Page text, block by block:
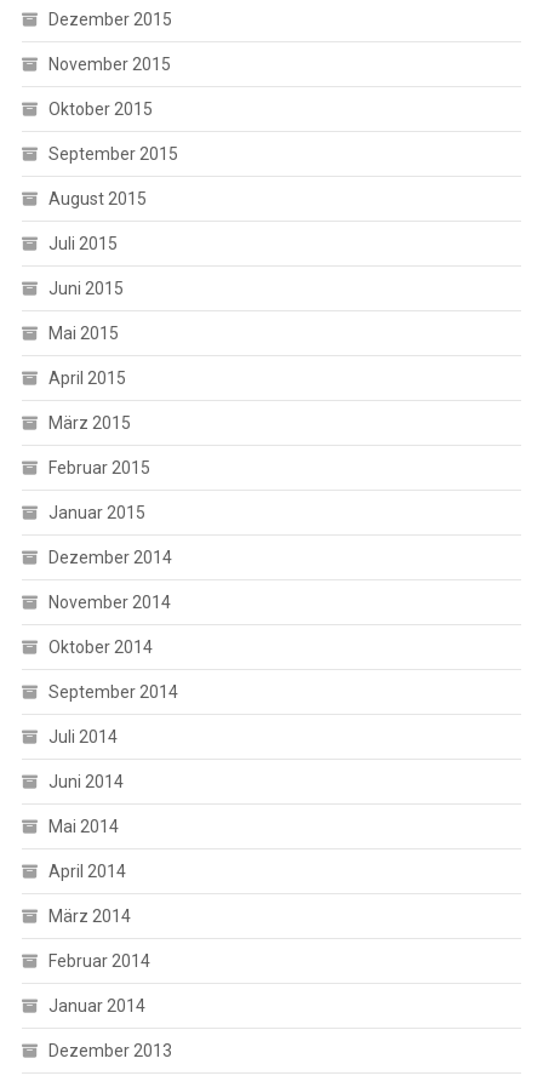
Dezember 2015
November 2015
Oktober 2015
September 2015
August 2015
Juli 2015
Juni 2015
Mai 2015
April 2015
März 2015
Februar 2015
Januar 2015
Dezember 2014
November 2014
Oktober 2014
September 2014
Juli 2014
Juni 2014
Mai 2014
April 2014
März 2014
Februar 2014
Januar 2014
Dezember 2013